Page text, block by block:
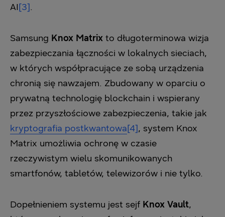
AI[3].
Samsung Knox Matrix to długoterminowa wizja
zabezpieczania łączności w lokalnych sieciach,
w których współpracujące ze sobą urządzenia
chronią się nawzajem. Zbudowany w oparciu o
prywatną technologię blockchain i wspierany
przez przyszłościowe zabezpieczenia, takie jak
kryptografia postkwantowa[4], system Knox
Matrix umożliwia ochronę w czasie
rzeczywistym wielu skomunikowanych
smartfonów, tabletów, telewizorów i nie tylko.
Dopełnieniem systemu jest sejf Knox Vault,